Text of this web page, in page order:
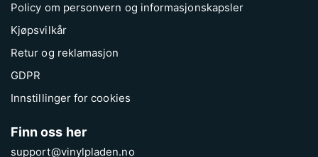
Policy om personvern og informasjonskapsler
Kjøpsvilkår
Retur og reklamasjon
GDPR
Innstillinger for cookies
Finn oss her
support@vinylpladen.no